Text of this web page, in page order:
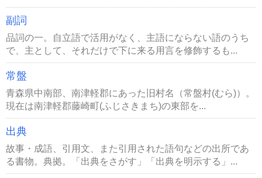
副詞
品詞の一。自立語で活用がなく、主語にならない語のうち
で、主として、それだけで下に来る用言を修飾するも...
常盤
青森県中南部、南津軽郡にあった旧村名（常盤村(むら)）。
現在は南津軽郡藤崎町(ふじさきまち)の東部を...
出典
故事・成語、引用文、また引用された語句などの出所であ
る書物。典拠。「出典をさがす」「出典を明示する」...